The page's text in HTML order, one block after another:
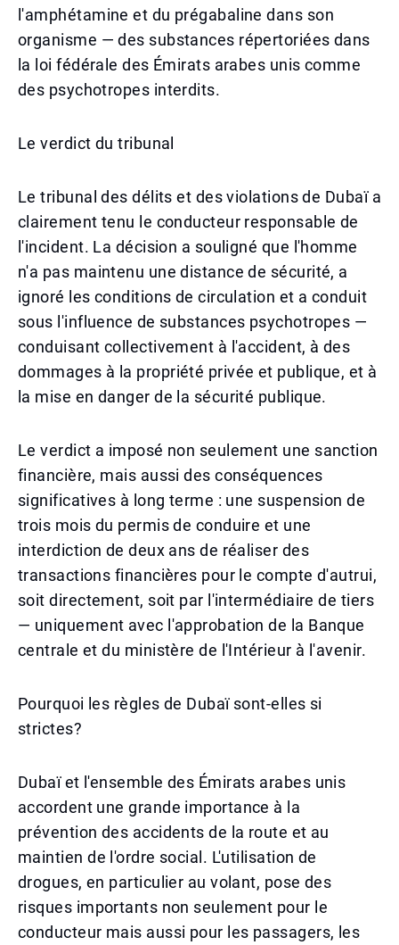
l'amphétamine et du prégabaline dans son
organisme — des substances répertoriées dans
la loi fédérale des Émirats arabes unis comme
des psychotropes interdits.
Le verdict du tribunal
Le tribunal des délits et des violations de Dubaï a
clairement tenu le conducteur responsable de
l'incident. La décision a souligné que l'homme
n'a pas maintenu une distance de sécurité, a
ignoré les conditions de circulation et a conduit
sous l'influence de substances psychotropes —
conduisant collectivement à l'accident, à des
dommages à la propriété privée et publique, et à
la mise en danger de la sécurité publique.
Le verdict a imposé non seulement une sanction
financière, mais aussi des conséquences
significatives à long terme : une suspension de
trois mois du permis de conduire et une
interdiction de deux ans de réaliser des
transactions financières pour le compte d'autrui,
soit directement, soit par l'intermédiaire de tiers
— uniquement avec l'approbation de la Banque
centrale et du ministère de l'Intérieur à l'avenir.
Pourquoi les règles de Dubaï sont-elles si
strictes?
Dubaï et l'ensemble des Émirats arabes unis
accordent une grande importance à la
prévention des accidents de la route et au
maintien de l'ordre social. L'utilisation de
drogues, en particulier au volant, pose des
risques importants non seulement pour le
conducteur mais aussi pour les passagers, les